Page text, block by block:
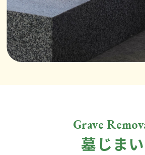
Grave
墓じまい